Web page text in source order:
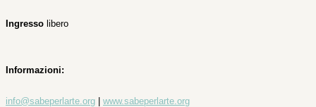
Ingresso libero
Informazioni:
info@sabeperlarte.org | www.sabeperlarte.org